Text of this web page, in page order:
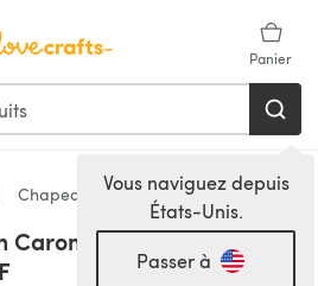
Panier
Vous naviguez depuis
États-Unis.
Passer à
Chapeaux pour bébé
Caron Simply Soft -